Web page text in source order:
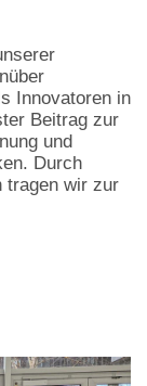
Innovatoren in
Beitrag zur
und
Durch
tragen wir zur